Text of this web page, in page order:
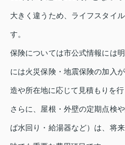
大きく違うため、ライフスタイ
す。
保険については市公式情報には
には火災保険・地震保険の加入
造や所在地に応じて見積もりを行
さらに、屋根・外壁の定期点検
ば水回り・給湯器など）は、将